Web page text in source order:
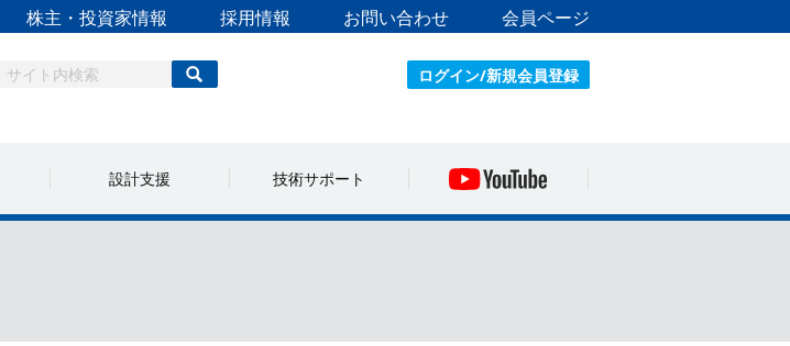
株主・投資家情報 採用情報 お問い合わせ 会員ページ
ログイン/新規会員登録
設計支援 技術サポート